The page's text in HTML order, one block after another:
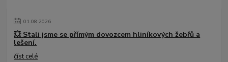
01.08.2026
💥 Stali jsme se přímým dovozcem hliníkových žebřů a
lešení.
číst celé